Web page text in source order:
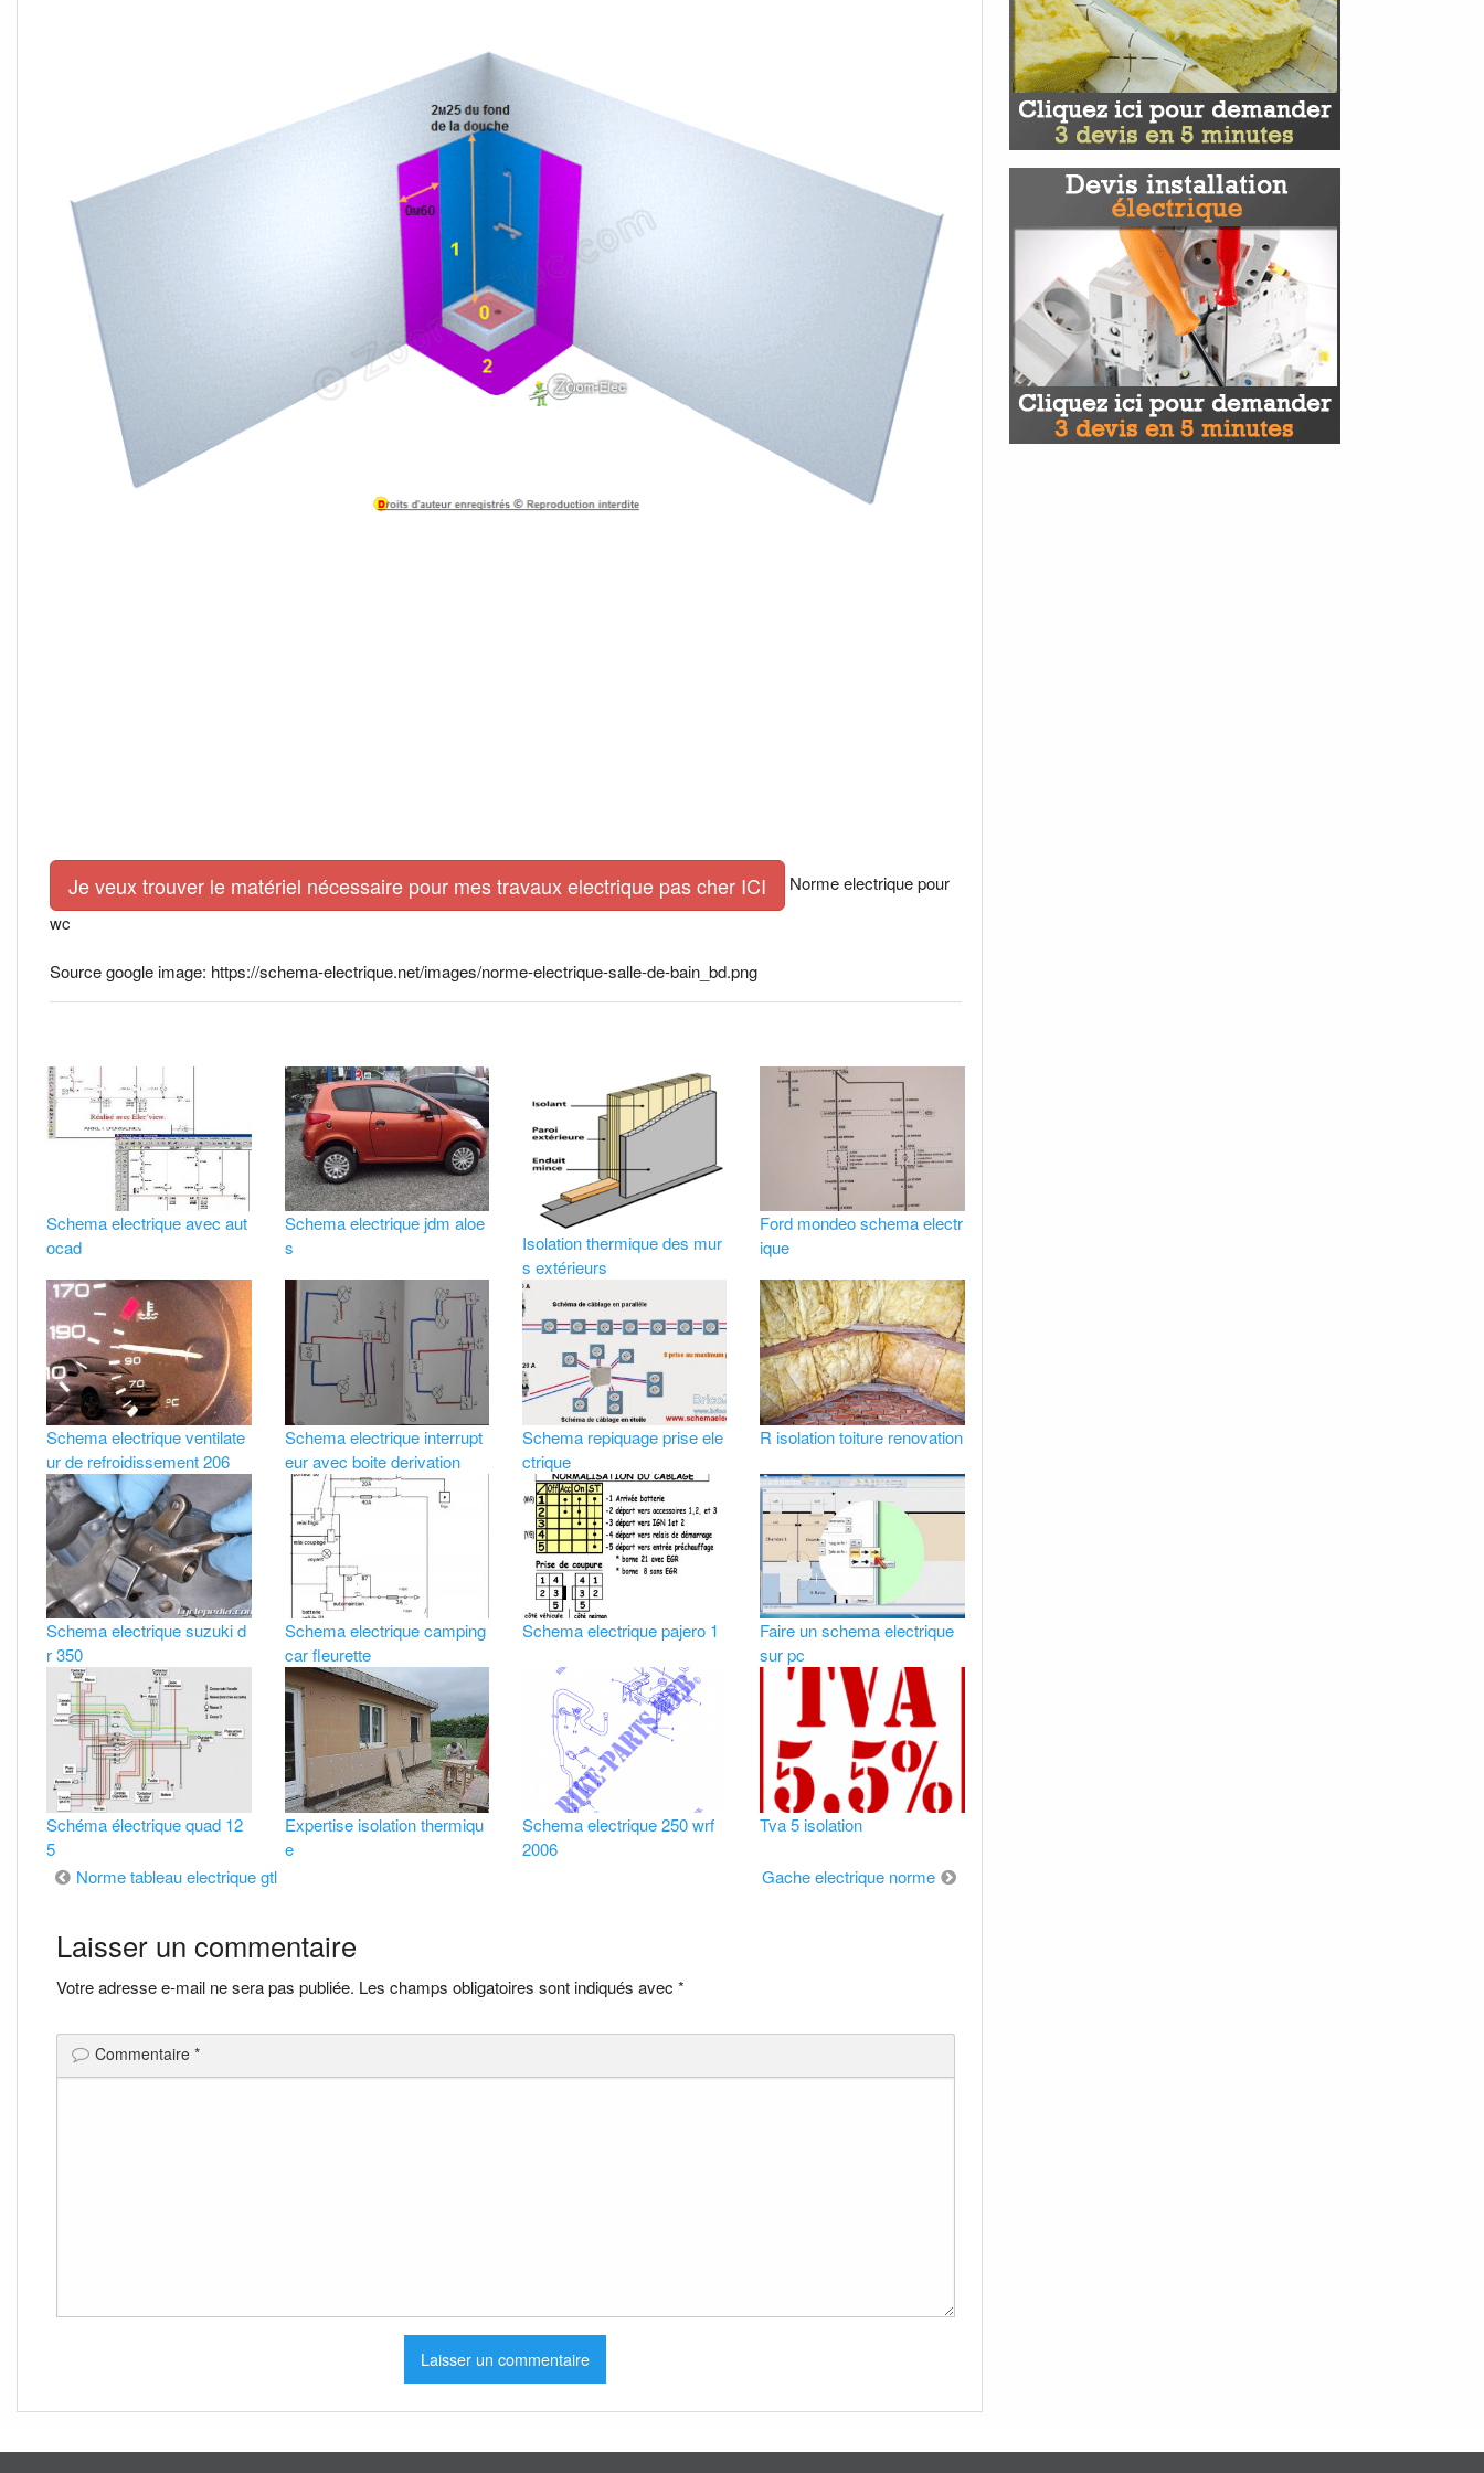
Je veux trouver le matériel nécessaire pour mes travaux electrique pas cher ICI
Norme electrique pour
wc
Source google image: https://schema-electrique.net/images/norme-electrique-salle-de-bain_bd.png
Schema electrique avec aut
ocad
Schema electrique jdm aloe
s
Isolation thermique des mur
s extérieurs
Ford mondeo schema electr
ique
Schema electrique ventilate
ur de refroidissement 206
Schema electrique interrupt
eur avec boite derivation
Schema repiquage prise ele
ctrique
R isolation toiture renovation
Schema electrique suzuki d
r 350
Schema electrique camping
car fleurette
Schema electrique pajero 1
Faire un schema electrique
sur pc
Schéma électrique quad 12
5
Expertise isolation thermiqu
e
Schema electrique 250 wrf
2006
Tva 5 isolation
Navigation
de
l’article
Norme tableau electrique gtl Gache electrique norme
Laisser un commentaire
Votre adresse e-mail ne sera pas publiée. Les champs obligatoires sont indiqués avec *
Commentaire *